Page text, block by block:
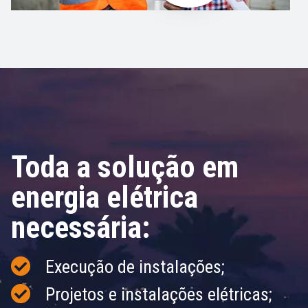
Toda a solução em
energia elétrica
necessária:
Execução de instalações;
Projetos e instalações elétricas;